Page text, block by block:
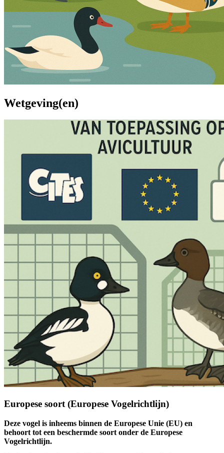
Wetgeving(en)
Europese soort (Europese Vogelrichtlijn)
Deze vogel is inheems binnen de Europese Unie (EU) en
behoort tot een beschermde soort onder de Europese
Vogelrichtlijn.